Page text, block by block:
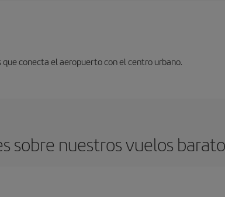
que conecta el aeropuerto con el centro urbano.
sobre nuestros vuelos